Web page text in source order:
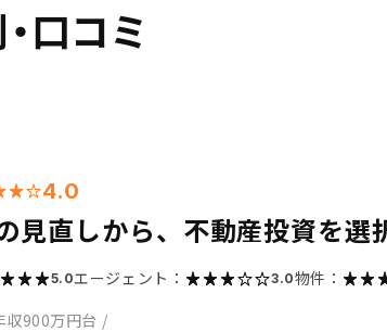
口コミ
4.0
見直しから、不動産投資を選
5.0エージェント： 3.0物件：
収900万円台 /